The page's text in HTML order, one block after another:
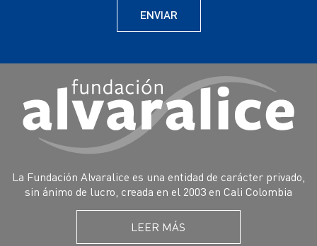
La Fundación Alvaralice es una entidad de carácter privado,
sin ánimo de lucro, creada en el 2003 en Cali Colombia
LEER MÁS